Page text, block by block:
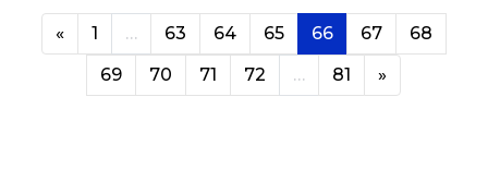
«Previous page
1 Page 1
… 63 Page 63
64Page 64
65Page 65
66Page 66
67Page 67
68
69Page 69
70 Page 70
71 Page 71
72 Page 72
… 81 Page 81
»